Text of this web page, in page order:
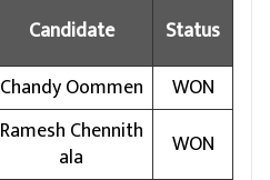
Candidate
Status
Chandy Oommen
WON
Ramesh Chennith
ala
WON